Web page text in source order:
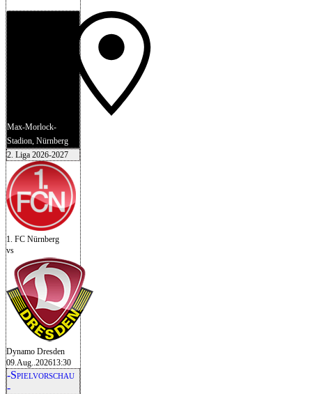
Max-Morlock-
Stadion, Nürnberg
2. Liga 2026-2027
1. FC Nürnberg
vs
Dynamo Dresden
09.Aug..202613:30
-Spielvorschau
-